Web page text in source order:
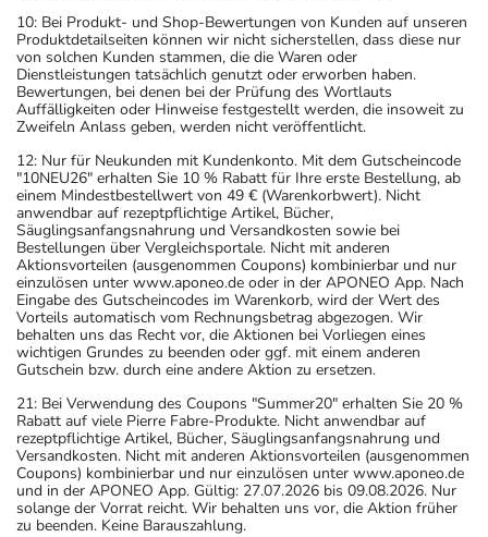
10: Bei Produkt- und Shop-Bewertungen von Kunden auf unseren
Produktdetailseiten können wir nicht sicherstellen, dass diese nur
von solchen Kunden stammen, die die Waren oder
Dienstleistungen tatsächlich genutzt oder erworben haben.
Bewertungen, bei denen bei der Prüfung des Wortlauts
Auffälligkeiten oder Hinweise festgestellt werden, die insoweit zu
Zweifeln Anlass geben, werden nicht veröffentlicht.
12: Nur für Neukunden mit Kundenkonto. Mit dem Gutscheincode
"10NEU26" erhalten Sie 10 % Rabatt für Ihre erste Bestellung, ab
einem Mindestbestellwert von 49 € (Warenkorbwert). Nicht
anwendbar auf rezeptpflichtige Artikel, Bücher,
Säuglingsanfangsnahrung und Versandkosten sowie bei
Bestellungen über Vergleichsportale. Nicht mit anderen
Aktionsvorteilen (ausgenommen Coupons) kombinierbar und nur
einzulösen unter www.aponeo.de oder in der APONEO App. Nach
Eingabe des Gutscheincodes im Warenkorb, wird der Wert des
Vorteils automatisch vom Rechnungsbetrag abgezogen. Wir
behalten uns das Recht vor, die Aktionen bei Vorliegen eines
wichtigen Grundes zu beenden oder ggf. mit einem anderen
Gutschein bzw. durch eine andere Aktion zu ersetzen.
21: Bei Verwendung des Coupons "Summer20" erhalten Sie 20 %
Rabatt auf viele Pierre Fabre-Produkte. Nicht anwendbar auf
rezeptpflichtige Artikel, Bücher, Säuglingsanfangsnahrung und
Versandkosten. Nicht mit anderen Aktionsvorteilen (ausgenommen
Coupons) kombinierbar und nur einzulösen unter www.aponeo.de
und in der APONEO App. Gültig: 27.07.2026 bis 09.08.2026. Nur
solange der Vorrat reicht. Wir behalten uns vor, die Aktion früher
zu beenden. Keine Barauszahlung.